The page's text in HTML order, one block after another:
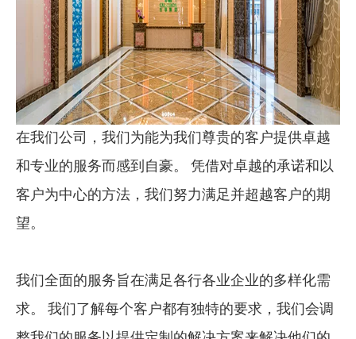
在我们公司，我们为能为我们尊贵的客户提供卓越
和专业的服务而感到自豪。 凭借对卓越的承诺和以
客户为中心的方法，我们努力满足并超越客户的期
望。
我们全面的服务旨在满足各行各业企业的多样化需
求。 我们了解每个客户都有独特的要求，我们会调